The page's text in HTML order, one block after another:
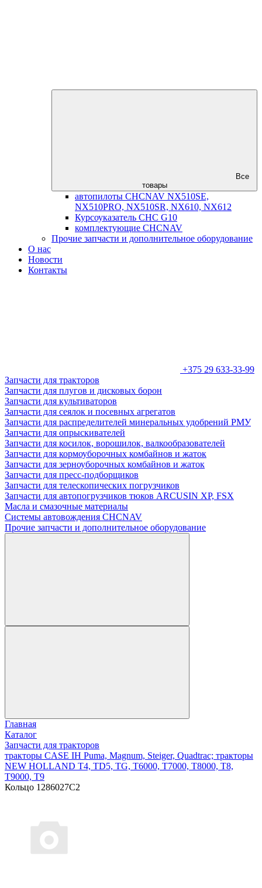
Все
товары
автопилоты CHCNAV NX510SE,
NX510PRO, NX510SR, NX610, NX612
Курсоуказатель CHC G10
комплектующие CHCNAV
Прочие запчасти и дополнительное оборудование
О нас
Новости
Контакты
+375 29 633-33-99
Запчасти для тракторов
Запчасти для плугов и дисковых борон
Запчасти для культиваторов
Запчасти для сеялок и посевных агрегатов
Запчасти для распределителей минеральных удобрений РМУ
Запчасти для опрыскивателей
Запчасти для косилок, ворошилок, валкообразователей
Запчасти для кормоуборочных комбайнов и жаток
Запчасти для зерноуборочных комбайнов и жаток
Запчасти для пресс-подборщиков
Запчасти для телескопических погрузчиков
Запчасти для автопогрузчиков тюков ARCUSIN XP, FSX
Масла и смазочные материалы
Системы автовождения CHCNAV
Прочие запчасти и дополнительное оборудование
Главная
Каталог
Запчасти для тракторов
тракторы CASE IH Puma, Magnum, Steiger, Quadtrac; тракторы
NEW HOLLAND T4, TD5, TG, T6000, T7000, T8000, T8,
T9000, T9
Кольцо 1286027С2